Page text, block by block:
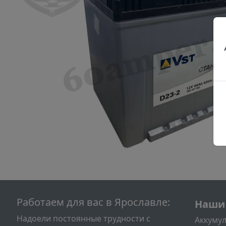
Работаем для вас в Ярославле:
Надоели постоянные трудности с
Подвал
Наши